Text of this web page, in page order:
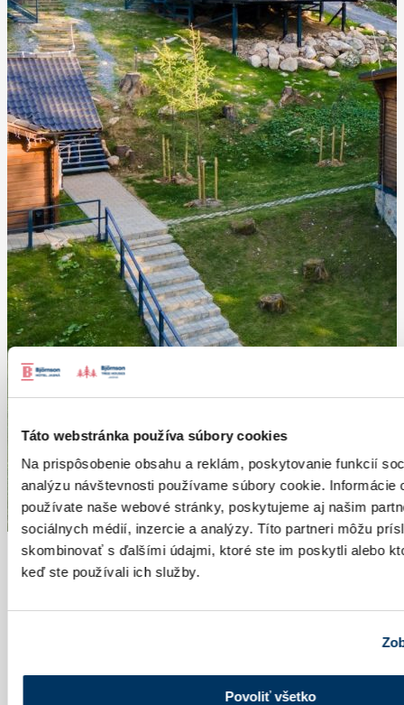
Táto webstránka používa súbory cookies
Na prispôsobenie obsahu a reklám, poskytovanie funkcií
analýzu návštevnosti používame súbory cookie. Informácie
používate naše webové stránky, poskytujeme aj našim
sociálnych médií, inzercie a analýzy. Títo partneri môžu
skombinovať s ďalšími údajmi, ktoré ste im poskytli alebo
keď ste používali ich služby.
Povoliť všetko